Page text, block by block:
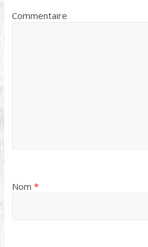
Commentaire
Nom *